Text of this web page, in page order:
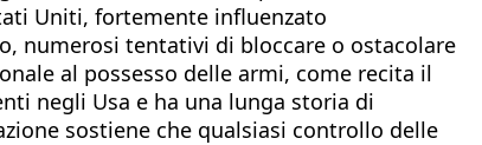
Uniti, fortemente influenzato
numerosi tentativi di bloccare o ostacolare
al possesso delle armi, come recita il
negli Usa e ha una lunga storia di
sostiene che qualsiasi controllo delle